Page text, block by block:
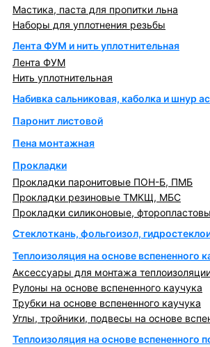
Мастика, паста для пропитки льна
Наборы для уплотнения резьбы
Лента ФУМ и нить уплотнительная
Лента ФУМ
Нить уплотнительная
Набивка сальниковая, каболка и шнур
Паронит листовой
Пена монтажная
Прокладки
Прокладки паронитовые ПОН-Б, ПМБ
Прокладки резиновые ТМКЩ, МБС
Прокладки силиконовые,
Стеклоткань, фольгоизол,
Теплоизоляция на основе вспененного
Аксессуары для монтажа
Рулоны на основе вспененного каучука
Трубки на основе вспененного каучука
Углы, тройники, подвесы на основе
Теплоизоляция на основе вспененного